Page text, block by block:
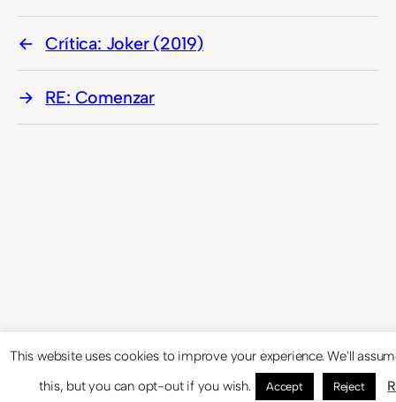
Crítica: Joker (2019)
RE: Comenzar
This website uses cookies to improve your experience. We'll
this, but you can opt-out if you wish.
Accept Reject